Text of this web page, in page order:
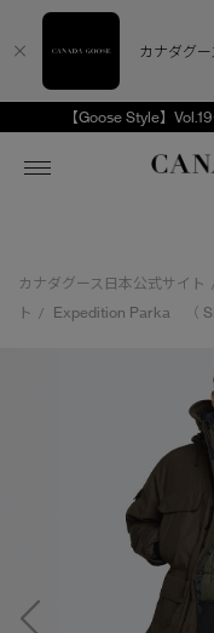
【Goose Style】
スノーグー
アンバサダ
スプリン
ウィメンズ
ベストセラ
FW26コレ
サマー 26
サマー 26
日本限定モ
メンズ TOP
ベストセラ
FW26コレ
サマー 26
サマー 26
日本限定モ
キッズ TOP
ベビー（
キッズ（
ユース（6
コレクション
CANADA
ウェアの
品の価値
アーカイ
カナダグース日本公式サイト
ト
/ Expedition Parka （
カナダグ